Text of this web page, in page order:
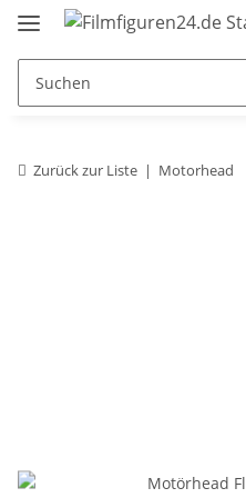
Zurück zur Liste Motorhead